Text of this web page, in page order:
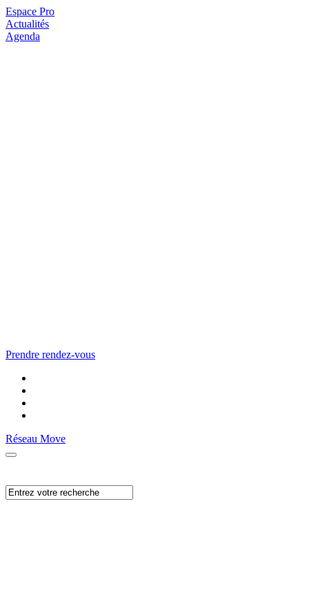
Espace Pro
Actualités
Agenda
Prendre rendez-vous
Réseau Move